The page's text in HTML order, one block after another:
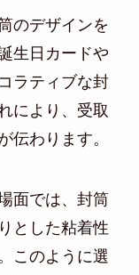
のデザインを
生日カードや
ラティブな封
により、受取
伝わります。
面では、封筒
とした粘着性
このように選